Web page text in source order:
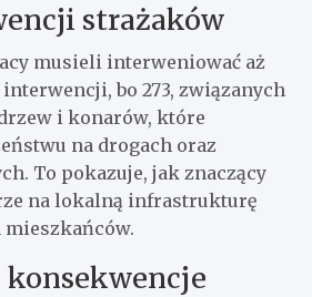
strażaków
musieli interweniować aż
bo 273, związanych
i konarów, które
na drogach oraz
To pokazuje, jak znaczący
na lokalną infrastrukturę